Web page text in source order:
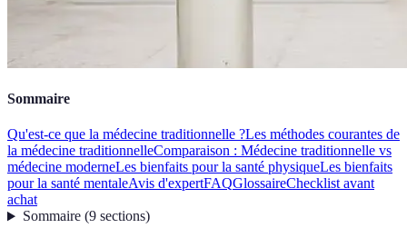
Sommaire
Qu'est-ce que la médecine traditionnelle ?Les méthodes courantes de
la médecine traditionnelleComparaison : Médecine traditionnelle vs
médecine moderneLes bienfaits pour la santé physiqueLes bienfaits
pour la santé mentaleAvis d'expertFAQGlossaireChecklist avant
achat
Sommaire(9 sections)